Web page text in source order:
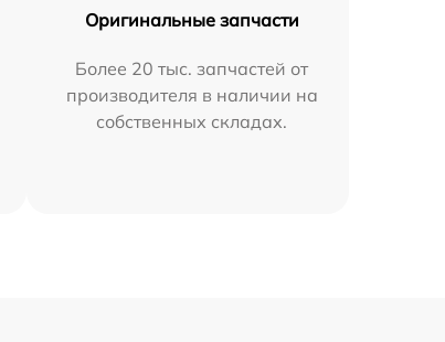
Оригинальные запчасти
Более 20 тыс. запчастей от
производителя в наличии на
собственных складах.